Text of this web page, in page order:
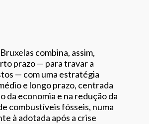
combina, assim,
prazo — para travar a
— com uma estratégia
e longo prazo, centrada
da economia e na redução da
combustíveis fósseis, numa
à adotada após a crise